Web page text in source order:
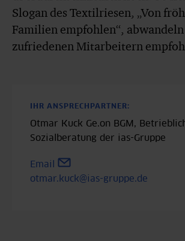
Slogan des Textilriesen, „Von
Familien empfohlen“, abwandeln
zufriedenen Mitarbeitern
IHR ANSPRECHPARTNER:
Otmar Kuck Ge.on BGM,
Sozialberatung der ias-Gruppe
Email
otmar.kuck@ias-gruppe.de